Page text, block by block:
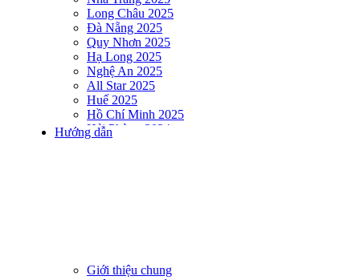
Long Châu 2025
Đà Nẵng 2025
Quy Nhơn 2025
Hạ Long 2025
Nghệ An 2025
All Star 2025
Huế 2025
Hồ Chí Minh 2025
Hải Phòng 2024
DNSE AQUAMAN VIETNAM 2024
DNSE AQUAMAN VIETNAM 2023
Hướng dẫn
Giới thiệu chung